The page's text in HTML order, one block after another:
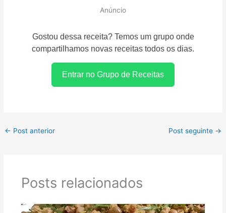
Anúncio
Gostou dessa receita? Temos um grupo onde
compartilhamos novas receitas todos os dias.
Entrar no Grupo de Receitas
← Post anterior Post seguinte →
Posts relacionados